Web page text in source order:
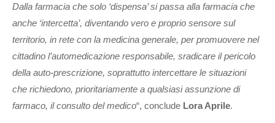
Dalla farmacia che solo ‘dispensa’ si passa alla farmacia che
anche ‘intercetta’, diventando vero e proprio sensore sul
territorio, in rete con la medicina generale, per promuovere nel
cittadino l’automedicazione responsabile, sradicare il pericolo
della auto-prescrizione, soprattutto intercettare le situazioni
che richiedono, prioritariamente a qualsiasi assunzione di
farmaco, il consulto del medico“, conclude Lora Aprile.